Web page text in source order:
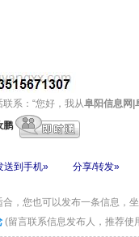
系：“您好，我从阜阳信息网|
鹏
送到手机» 分享/转发»
，您也可以发布一条信息，
(留言联系信息发布人，推荐使